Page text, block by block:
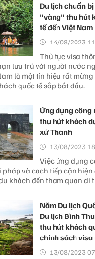
Du lịch chuẩn
"vàng" thu hút
tế đến Việt Nam
14/08/2023
Thủ tục visa
lưu trú với người nước
là một tín hiệu rất mừng
quốc tế sắp bắt đầu.
Ứng dụng công
thu hút khách
xứ Thanh
13/08/2023
Việc ứng dụng
và cách tiếp cận hiện
khách đến tham quan di
Năm Du lịch
Du lịch Bình
thu hút khách
chính sách visa
13/08/2023